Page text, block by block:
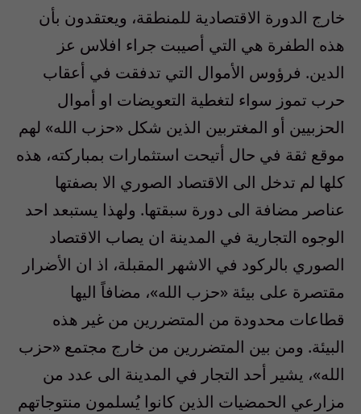
خارج الدورة الاقتصادية للمنطقة، ويعتقدون بأن
هذه الطفرة هي التي أصيبت جراء افلاس عز
الدين. فرؤوس الأموال التي تدفقت في أعقاب
حرب تموز سواء لتغطية التعويضات او أموال
الحزبيين أو المغتربين الذين شكل «حزب الله» لهم
موقع ثقة في حال أتيحت استثمارات بمباركته، هذه
كلها لم تدخل الى الاقتصاد الصوري الا بصفتها
عناصر مضافة الى دورة سبقتها. ولهذا يستبعد احد
الوجوه التجارية في المدينة ان يصاب الاقتصاد
الصوري بالركود في الاشهر المقبلة، اذ ان الأضرار
مقتصرة على بيئة «حزب الله»، مضافاً اليها
قطاعات محدودة من المتضررين من غير هذه
البيئة. ومن بين المتضررين من خارج مجتمع «حزب
الله»، يشير أحد التجار في المدينة الى عدد من
مزارعي الحمضيات الذين كانوا يُسلمون منتوجاتهم